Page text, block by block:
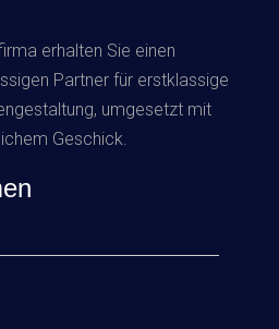
erhalten Sie einen
Partner für erstklassige
umgesetzt mit
Geschick.